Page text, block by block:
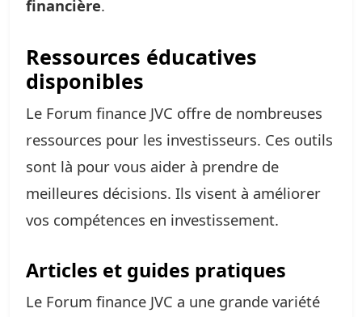
financière.
Ressources éducatives
disponibles
Le Forum finance JVC offre de nombreuses
ressources pour les investisseurs. Ces outils
sont là pour vous aider à prendre de
meilleures décisions. Ils visent à améliorer
vos compétences en investissement.
Articles et guides pratiques
Le Forum finance JVC a une grande variété